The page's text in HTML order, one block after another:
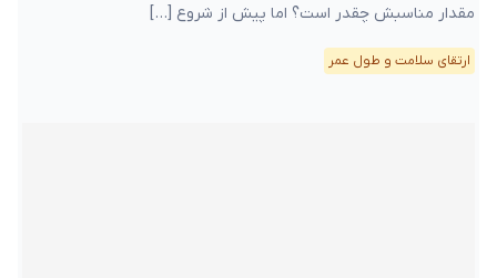
مقدار مناسبش چقدر است؟ اما پیش از شروع […]
ارتقای سلامت و طول عمر